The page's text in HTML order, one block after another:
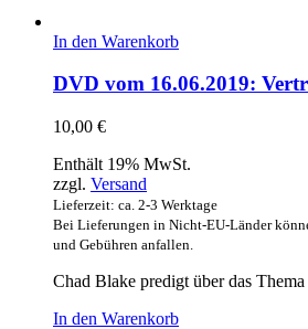
In den Warenkorb
DVD vom 16.06.2019:
10,00 €
Enthält 19% MwSt.
zzgl. Versand
Lieferzeit: ca. 2-3 Werktage
Bei Lieferungen in Nicht-EU-Länder
und Gebühren anfallen.
Chad Blake predigt über das Thema
In den Warenkorb